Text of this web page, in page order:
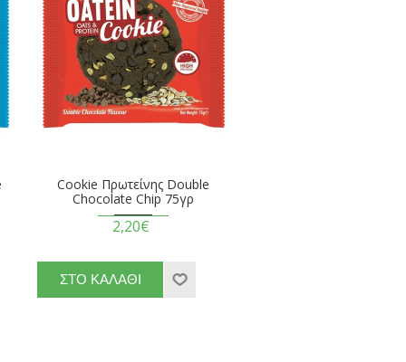
Cookie Πρωτείνης Double
Chocolate Chip 75γρ
2,20€